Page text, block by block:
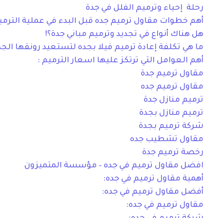
رحلة إحياء وترميم الفلل في جدة
أهم خطوات مقاول ترميم جده قبل البدء في عملية
هل هناك أنواع في تجديد وترميم مباني جدة؟!
ما هي تكلفة إعادة ترميم فيلا بجده لتستعيد رونقها
أهم العوامل التي ترتكز عليها اسعار الترميم :
مقاول ترميم جدة
مقاول ترميم جده
ترميم منازل جدة
ترميم منازل بجدة
شركة ترميم بجدة
مقاول تشطيب جده
رخصة ترميم جدة
افضل مقاول ترميم في جده – مؤسسة المتميزون
أهمية مقاول ترميم في جده:
أفضل مقاول ترميم في جده:
مقاول ترميم في جده: